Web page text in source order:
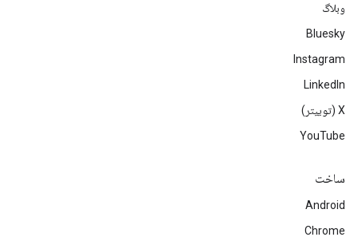
وبلاگ
Bluesky
Instagram
LinkedIn
‫X (توییتر)
YouTube
ساخت
Android
Chrome